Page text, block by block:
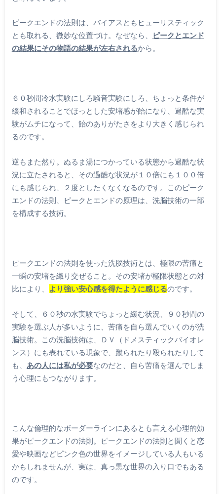
ピークエンドの法則は、バイアスともヒューリスティック
とも取れる、微妙な位置づけ。なぜなら、
ピークとエンド
の結果にその物語の結果が左右されるから。
６０秒間冷水実験にしろ騒音実験にしろ、ちょっと条件が
緩和されることでほっとした安堵感が飴になり、過酷な実
験がムチになって、飴のありがたさをより大きく感じられ
るのです。
逆もまた然り。ぬるま湯につかっている状態から過酷な状
況に立たされると、その過酷な状況が１０倍にも１００倍
にも感じられ、２度としたくなくなるのです。このピーク
エンドの法則、ピークとエンドの原理は、洗脳技術の一部
を構成する技術。
ピークエンドの法則を使った洗脳技術とは、極限の苦痛と
一瞬の安堵を織り交ぜること。その安堵が極限状態との対
比により、
より強い安心感を得たように感じるのです。
そして、６０秒の水実験でちょっと緩む状況、９０秒間の
実験を選ぶ人が多いように、苦痛を自ら選んでいくのが洗
脳技術。この洗脳技術は、ＤＶ（ドメスティックバイオレ
ンス）にも表れている現象で、蹴られたり殴られたりして
も、 あの人には私が必要なのだと、自ら苦痛を選んでしま
う心理にもつながります。
こんな倫理的なボーダーラインにあるとも言える心理的効
果がピークエンドの法則。ピークエンドの法則と聞くと恋
愛や映画などピンク色の世界をイメージしている人もいる
かもしれませんが、実は、真っ黒な世界の入り口でもある
のです。